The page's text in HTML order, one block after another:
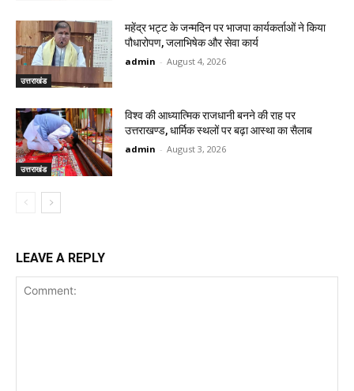
उत्तराखंड
महेंद्र भट्ट के जन्मदिन पर भाजपा कार्यकर्ताओं ने किया
पौधारोपण, जलाभिषेक और सेवा कार्य
admin - August 4, 2026
उत्तराखंड
विश्व की आध्यात्मिक राजधानी बनने की राह पर
उत्तराखण्ड, धार्मिक स्थलों पर बढ़ा आस्था का सैलाब
admin - August 3, 2026
LEAVE A REPLY